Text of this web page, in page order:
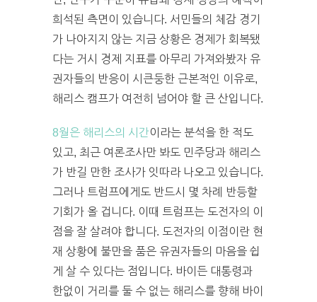
희석된 측면이 있습니다. 서민들의 체감 경기
가 나아지지 않는 지금 상황은 경제가 회복됐
다는 거시 경제 지표를 아무리 가져와봤자 유
권자들의 반응이 시큰둥한 근본적인 이유로,
해리스 캠프가 여전히 넘어야 할 큰 산입니다.
8월은 해리스의 시간이라는 분석을 한 적도
있고, 최근 여론조사만 봐도 민주당과 해리스
가 반길 만한 조사가 잇따라 나오고 있습니다.
그러나 트럼프에게도 반드시 몇 차례 반등할
기회가 올 겁니다. 이때 트럼프는 도전자의 이
점을 잘 살려야 합니다. 도전자의 이점이란 현
재 상황에 불만을 품은 유권자들의 마음을 쉽
게 살 수 있다는 점입니다. 바이든 대통령과
한없이 거리를 둘 수 없는 해리스를 향해 바이